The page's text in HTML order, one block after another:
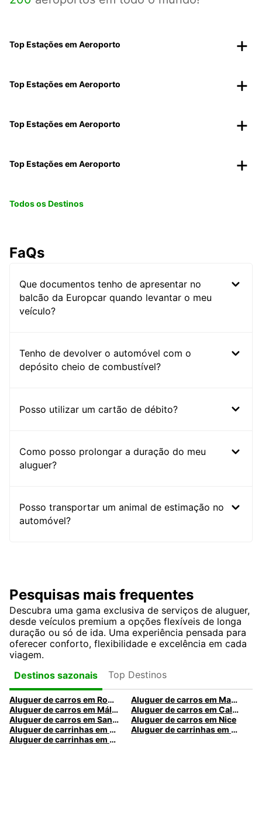
Top Estações em Aeroporto
Top Estações em Aeroporto
Top Estações em Aeroporto
Top Estações em Aeroporto
Todos os Destinos
FaQs
Que documentos tenho de apresentar no
balcão da Europcar quando levantar o meu
veículo?
Tenho de devolver o automóvel com o
depósito cheio de combustível?
Posso utilizar um cartão de débito?
Como posso prolongar a duração do meu
aluguer?
Posso transportar um animal de estimação no
automóvel?
Pesquisas mais frequentes
Descubra uma gama exclusiva de serviços de aluguer,
desde veículos premium a opções flexíveis de longa
duração ou só de ida. Uma experiência pensada para
oferecer conforto, flexibilidade e excelência em cada
viagem.
Destinos sazonais
Top Destinos
Aluguer de carros em Roma
Aluguer de carros em Madrid
Aluguer de carros em Málaga
Aluguer de carros em Caldas da Rainha
Aluguer de carros em Santa Maria da Feira
Aluguer de carros em Nice
Aluguer de carrinhas em Nice
Aluguer de carrinhas em Santa Maria da Feira
Aluguer de carrinhas em Caldas da Rainha